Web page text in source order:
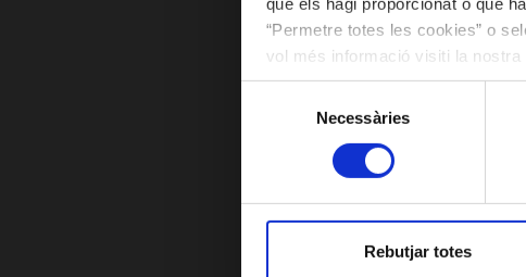
“Permetre totes les cookies” o
vol més informació visiti la nostra
les cookies en qualsevol moment.
consentiment
Necessàries
Rebutjar totes